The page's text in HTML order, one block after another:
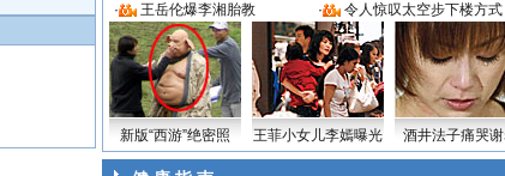
·
王岳伦爆李湘胎教 · 令人惊叹太空步下楼方式
新版“西游”绝密照 王菲小女儿李嫣曝光 酒井法子痛哭